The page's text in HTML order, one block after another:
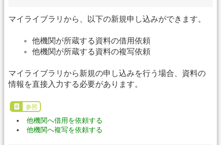
マイライブラリから、以下の新規申し込みができます。
他機関が所蔵する資料の借用依頼
他機関が所蔵する資料の複写依頼
マイライブラリから新規の申し込みを行う場合、資料の
情報を直接入力する必要があります。
参照
他機関へ借用を依頼する
他機関へ複写を依頼する